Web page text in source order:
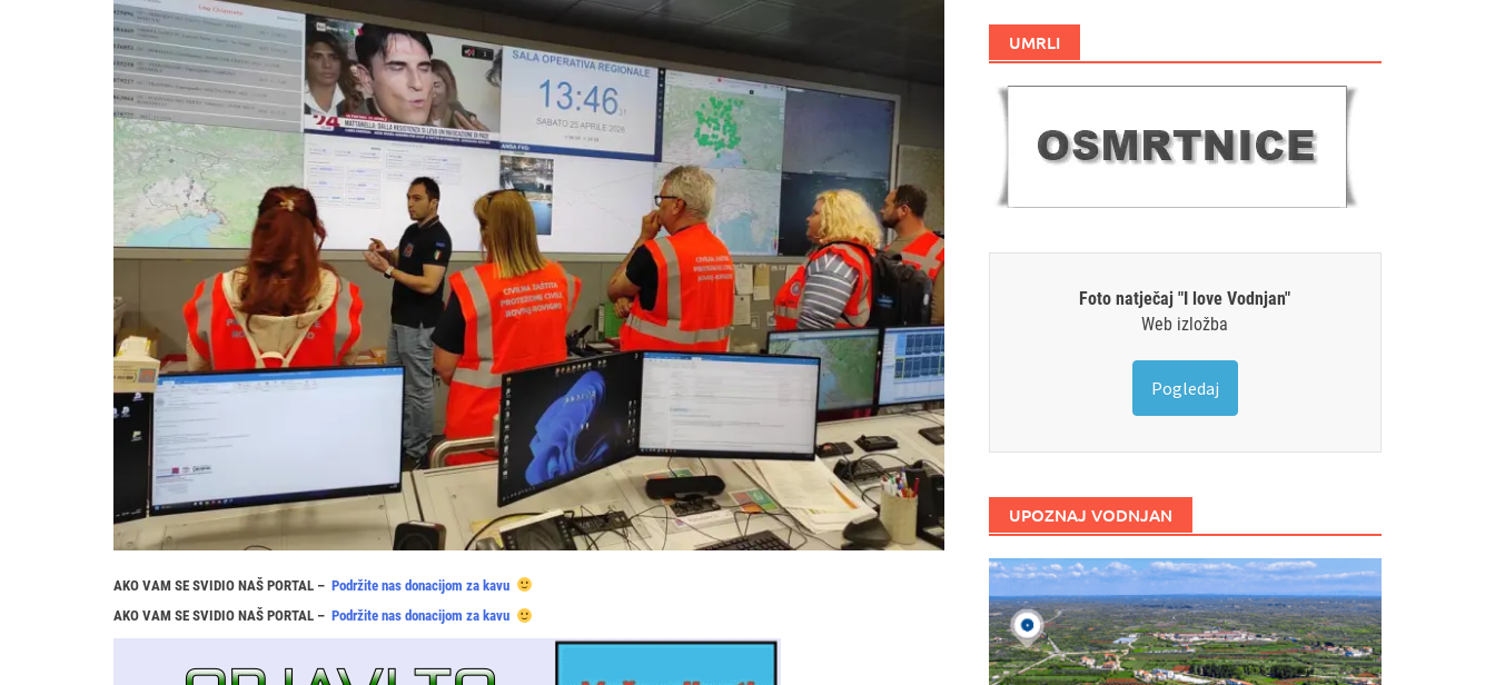
AKO VAM SE SVIDIO NAŠ PORTAL – Podržite nas donacijom za kavu
AKO VAM SE SVIDIO NAŠ PORTAL – Podržite nas donacijom za kavu
UMRLI
Foto natječaj "I love Vodnjan"
Web izložba
Pogledaj
UPOZNAJ VODNJAN